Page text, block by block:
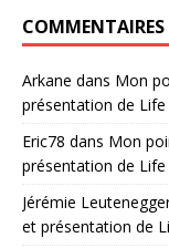
COMMENTAIRES
Arkane dans Mon
présentation de
Eric78 dans Mon
présentation de
Jérémie
et présentation de